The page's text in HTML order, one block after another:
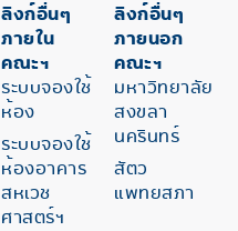
ลิงก์อื่นๆ
ภายใน
คณะฯ
ระบบจองใช้
ห้อง
ระบบจองใช้
ห้องอาคาร
สหเวช
ศาสตร์ฯ
ลิงก์อื่นๆ
ภายนอก
คณะฯ
มหาวิทยาลัย
สงขลา
นครินทร์
สัตว
แพทยสภา